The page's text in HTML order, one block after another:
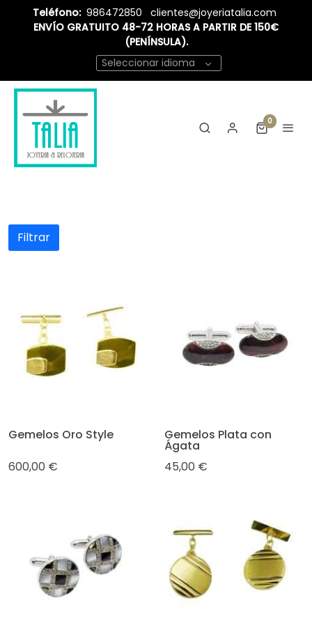
Teléfono: 986472850
clientes@joyeriatalia.com
ENVÍO GRATUITO 48-72 HORAS A PARTIR DE 150€
(PENÍNSULA).
Seleccionar idioma
0
Filtrar
Gemelos Oro Style
600,00 €
Gemelos Plata con
Ágata
45,00 €